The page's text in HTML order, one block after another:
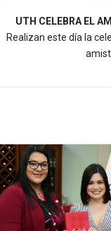
UTH CELEBRA EL
Realizan este día la